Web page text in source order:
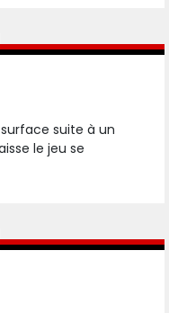
suite à un
le jeu se